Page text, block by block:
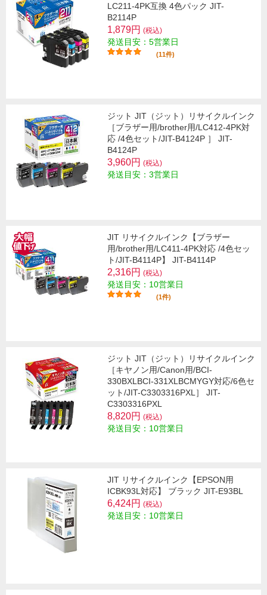
LC211-4PK互換 4色パック JIT-
B2114P
1,879円 (税込)
発送目安：5営業日
(11件)
ジット JIT（ジット）リサイクルインク
［ブラザー用/brother用/LC412-4PK対
応 /4色セット/JIT-B4124P ］ JIT-
B4124P
3,960円 (税込)
発送目安：3営業日
JIT リサイクルインク【ブラザー
用/brother用/LC411-4PK対応 /4色セッ
ト/JIT-B4114P】 JIT-B4114P
2,316円 (税込)
発送目安：10営業日
(1件)
ジット JIT（ジット）リサイクルインク
［キヤノン用/Canon用/BCI-
330BXLBCI-331XLBCMYGY対応/6色セ
ット/JIT-C3303316PXL］ JIT-
C3303316PXL
8,820円 (税込)
発送目安：10営業日
JIT リサイクルインク【EPSON用
ICBK93L対応】 ブラック JIT-E93BL
6,424円 (税込)
発送目安：10営業日